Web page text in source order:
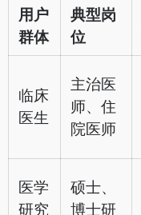
用户
群体
典型岗
位
临床
医生
主治医
师、住
院医师
医学
研究
硕士、
博士研